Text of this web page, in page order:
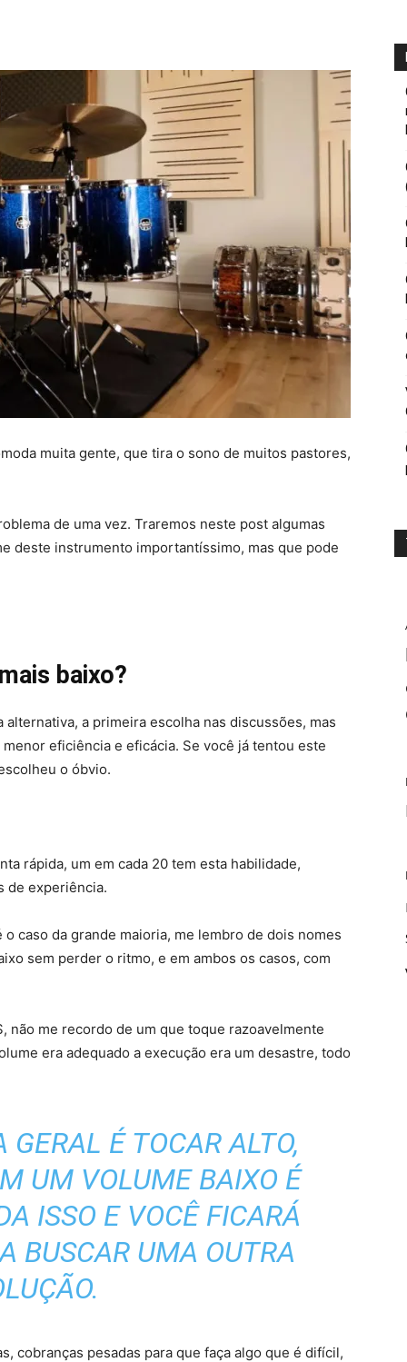
muita gente, que tira o sono de muitos pastores,
de uma vez. Traremos neste post algumas
deste instrumento importantíssimo, mas que pode
baixo?
a primeira escolha nas discussões, mas
eficiência e eficácia. Se você já tentou este
o óbvio.
rápida, um em cada 20 tem esta habilidade,
de experiência.
o caso da grande maioria, me lembro de dois nomes
sem perder o ritmo, e em ambos os casos, com
não me recordo de um que toque razoavelmente
era adequado a execução era um desastre, todo
GERAL É TOCAR ALTO,
UM VOLUME BAIXO É
ISSO E VOCÊ FICARÁ
BUSCAR UMA OUTRA
cobranças pesadas para que faça algo que é difícil,